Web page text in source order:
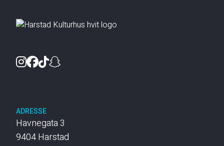
Instagram
Facebook
TikTok
ADRESSE
Havnegata 3
9404 Harstad